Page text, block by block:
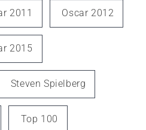
2011 Oscar 2012
2015
Steven Spielberg
Top 100